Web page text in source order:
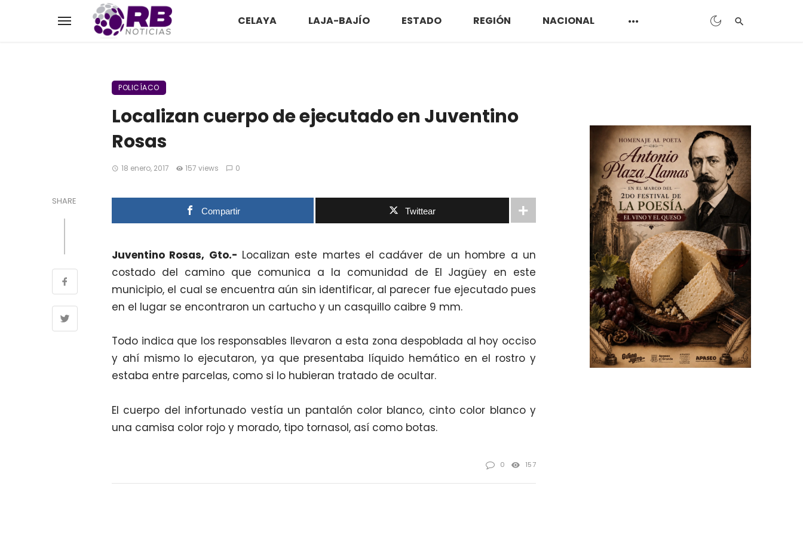
CELAYA LAJA-BAJÍO ESTADO REGIÓN NACIONAL
POLICÍACO
Localizan cuerpo de ejecutado en Juventino
Rosas
18 enero, 2017 157 views 0
SHARE
Compartir Twittear
Juventino Rosas, Gto.- Localizan este martes el cadáver de un hombre a un
costado del camino que comunica a la comunidad de El Jagüey en este
municipio, el cual se encuentra aún sin identificar, al parecer fue ejecutado pues
en el lugar se encontraron un cartucho y un casquillo caibre 9 mm.
Todo indica que los responsables llevaron a esta zona despoblada al hoy occiso
y ahí mismo lo ejecutaron, ya que presentaba líquido hemático en el rostro y
estaba entre parcelas, como si lo hubieran tratado de ocultar.
El cuerpo del infortunado vestía un pantalón color blanco, cinto color blanco y
una camisa color rojo y morado, tipo tornasol, así como botas.
0 157